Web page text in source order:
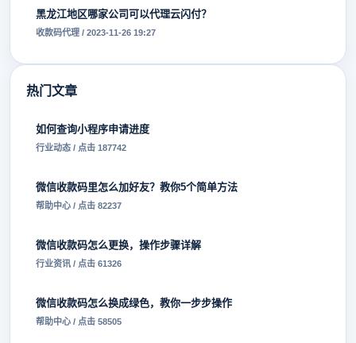
黑龙江地区哪家公司可以代理云闪付？
收款码代理 / 2023-11-26 19:27
热门文章
如何查询小程序申请进度
行业动态 / 点击 187742
微信收款码里怎么加好友？教你5个简单方法
帮助中心 / 点击 82237
微信收款码怎么更换，操作步骤详解
行业资讯 / 点击 61326
微信收款码怎么换成绿色，教你一步步操作
帮助中心 / 点击 58505